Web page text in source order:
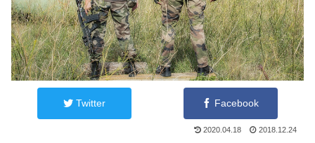
Twitter Facebook
2020.04.18 2018.12.24